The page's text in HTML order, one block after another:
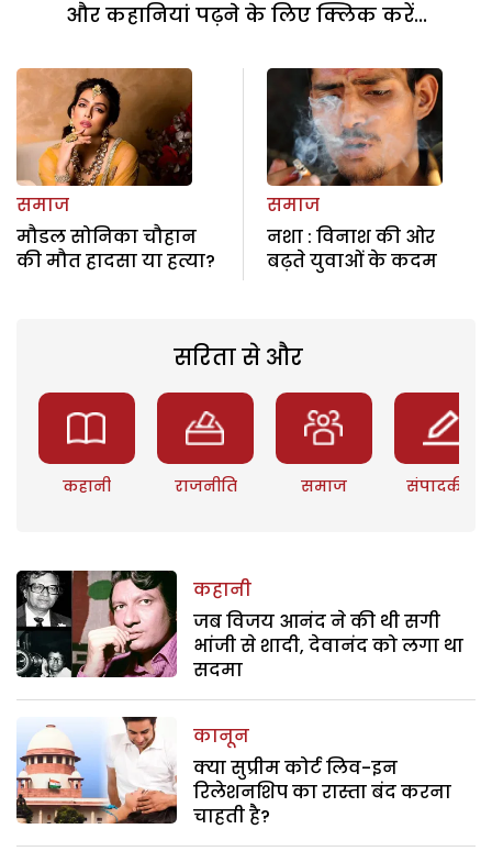
और कहानियां पढ़ने के लिए क्लिक करें...
समाज
मौडल सोनिका चौहान
की मौत हादसा या हत्या?
समाज
नशा : विनाश की ओर
बढ़ते युवाओं के कदम
सरिता से और
कहानी राजनीति समाज संपादकीय
कहानी
जब विजय आनंद ने की थी सगी
भांजी से शादी, देवानंद को लगा था
सदमा
कानून
क्या सुप्रीम कोर्ट लिव-इन
रिलेशनशिप का रास्ता बंद करना
चाहती है?